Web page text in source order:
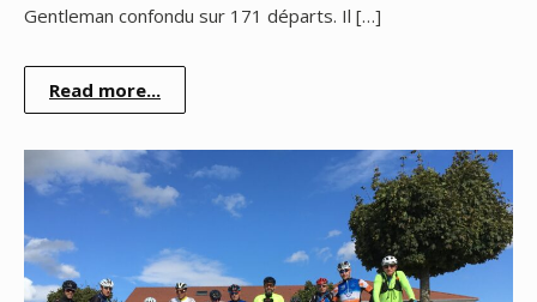
Gentleman confondu sur 171 départs. Il […]
Read more...